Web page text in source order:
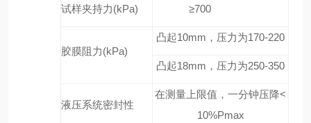
试样夹持力(kPa) ≥700
胶膜阻力(kPa)
凸起10mm，压力为170-220
凸起18mm，压力为250-350
液压系统密封性
在测量上限值，一分钟压降<
10%Pmax